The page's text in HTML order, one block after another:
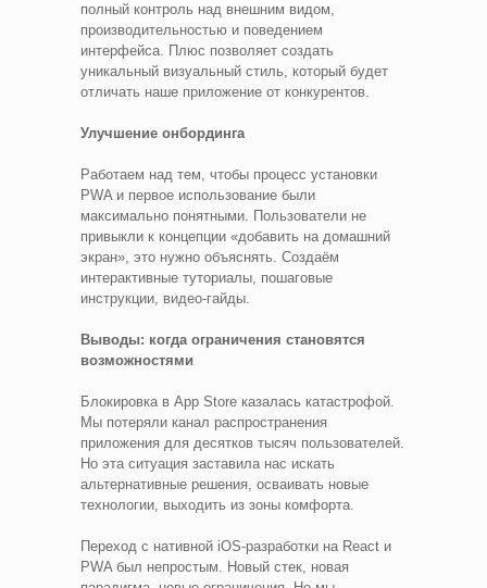
полный контроль над внешним видом,
производительностью и поведением
интерфейса. Плюс позволяет создать
уникальный визуальный стиль, который будет
отличать наше приложение от конкурентов.
Улучшение онбординга
Работаем над тем, чтобы процесс установки
PWA и первое использование были
максимально понятными. Пользователи не
привыкли к концепции «добавить на домашний
экран», это нужно объяснять. Создаём
интерактивные туториалы, пошаговые
инструкции, видео-гайды.
Выводы: когда ограничения становятся
возможностями
Блокировка в App Store казалась катастрофой.
Мы потеряли канал распространения
приложения для десятков тысяч пользователей.
Но эта ситуация заставила нас искать
альтернативные решения, осваивать новые
технологии, выходить из зоны комфорта.
Переход с нативной iOS-разработки на React и
PWA был непростым. Новый стек, новая